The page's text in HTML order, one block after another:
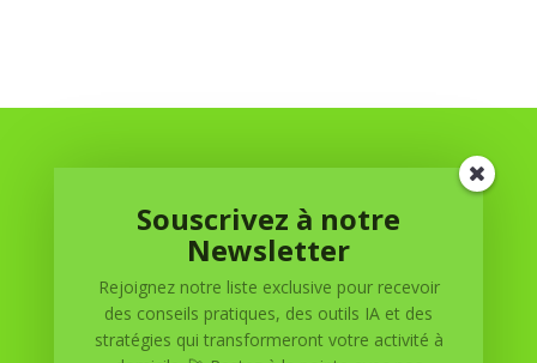
Réussite à Domicile
Réussite à Domicile est votre partenaire de confiance
Souscrivez à notre
Newsletter
Rejoignez notre liste exclusive pour recevoir
des conseils pratiques, des outils IA et des
stratégies qui transformeront votre activité à